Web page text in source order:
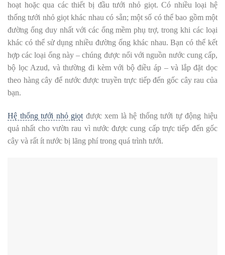
hoạt hoặc qua các thiết bị đầu tưới nhỏ giọt. Có nhiều loại hệ
thống tưới nhỏ giọt khác nhau có sẵn; một số có thể bao gồm một
đường ống duy nhất với các ống mềm phụ trợ, trong khi các loại
khác có thể sử dụng nhiều đường ống khác nhau. Bạn có thể kết
hợp các loại ống này – chúng được nối với nguồn nước cung cấp,
bộ lọc Azud, và thường đi kèm với bộ điều áp – và lắp đặt dọc
theo hàng cây để nước được truyền trực tiếp đến gốc cây rau của
bạn.
Hệ thống tưới nhỏ giọt được xem là hệ thống tưới tự động hiệu
quả nhất cho vườn rau vì nước được cung cấp trực tiếp đến gốc
cây và rất ít nước bị lãng phí trong quá trình tưới.